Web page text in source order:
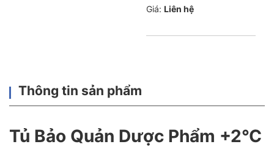
Giá: Liên hệ
Thông tin sản phẩm
Tủ Bảo Quản Dược Phẩm +2°C